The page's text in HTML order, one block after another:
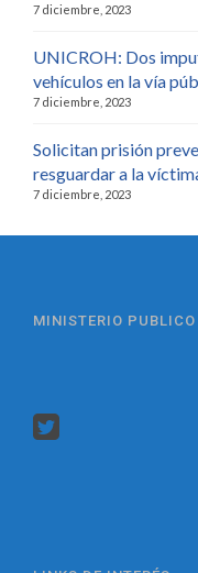
7 diciembre, 2023
UNICROH: Dos
vehículos en la vía
7 diciembre, 2023
Solicitan prisión
resguardar a la
7 diciembre, 2023
MINISTERIO